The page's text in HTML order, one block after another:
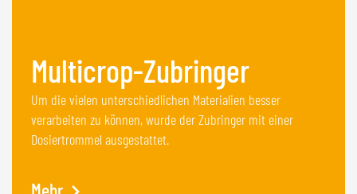
Multicrop-Zubringer
Um die vielen unterschiedlichen Materialien besser
verarbeiten zu können, wurde der Zubringer mit einer
Dosiertrommel ausgestattet.